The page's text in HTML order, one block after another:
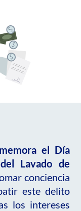
el Día
Lavado de
conciencia
este delito
los intereses